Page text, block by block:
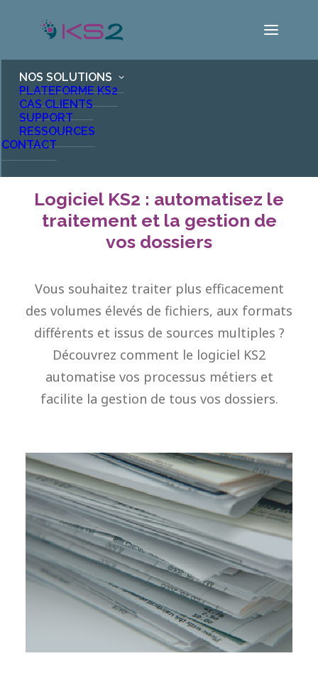
NOS SOLUTIONS
PLATEFORME KS2
CAS CLIENTS
SUPPORT
RESSOURCES
CONTACT
Gestion des dossiers
Logiciel KS2 : automatisez le
traitement et la gestion de
vos dossiers
Vous souhaitez traiter plus efficacement
des volumes élevés de fichiers, aux formats
différents et issus de sources multiples ?
Découvrez comment le logiciel KS2
automatise vos processus métiers et
facilite la gestion de tous vos dossiers.